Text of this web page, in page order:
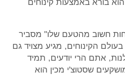
בורא באמצעות קינוחים
חשוב מהטעם שלו" מסביר
הקינוחים, מגיע מצויד גם
אתם הרי יודעים, תמיד
שסטוצ'י מכין הוא